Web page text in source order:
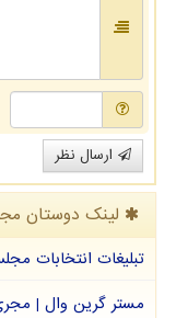
ارسال نظر
لینک دوستان
تبلیغات انتخابات
مستر گرین وال |